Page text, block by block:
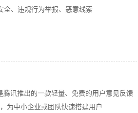
全、违规行为举报、恶意线索
讯推出的一款轻量、免费的用户意见反馈
为中小企业或团队快速搭建用户